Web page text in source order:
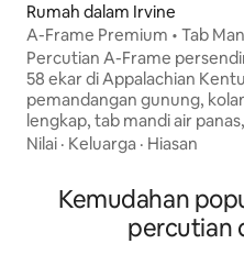
Rumah dalam Irvine
A-Frame Premium • Tab
Sauna • Kolam & Haiwan
Percutian A-Frame
58 ekar di Appalachian
pemandangan gunung,
lengkap, tab mandi air
inframerah, lubang api,
seekor lembu dan anak
dan kuda Thoroughbred
permintaan. Tiada TV secara
Nilai · Keluarga · Hiasan
Kemudahan
percutian